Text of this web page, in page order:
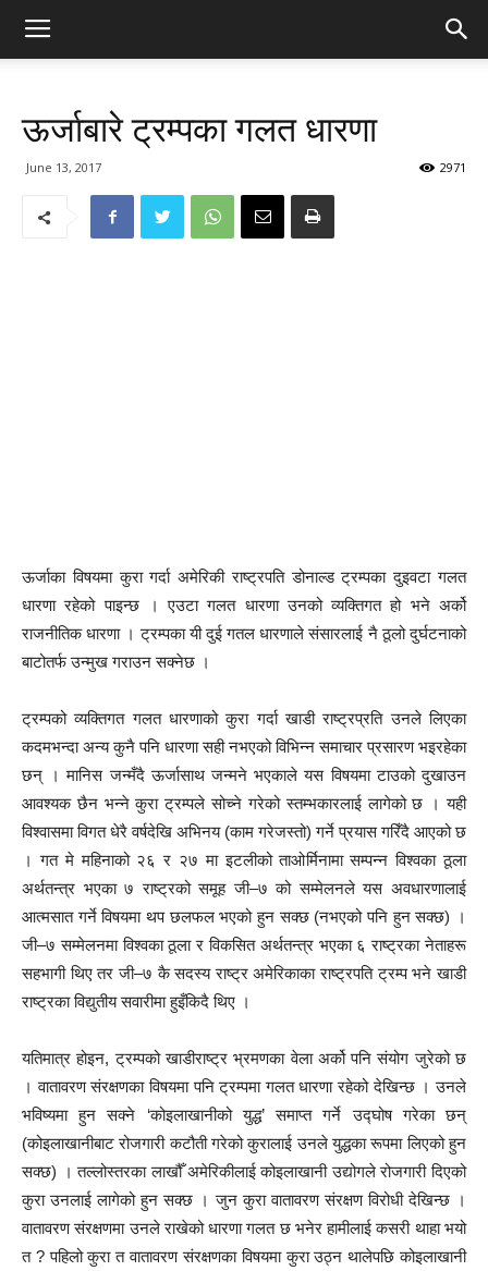
ऊर्जाबारे ट्रम्पका गलत धारणा
June 13, 2017 2971
ऊर्जाका विषयमा कुरा गर्दा अमेरिकी राष्ट्रपति डोनाल्ड ट्रम्पका दुइवटा गलत
धारणा रहेको पाइन्छ । एउटा गलत धारणा उनको व्यक्तिगत हो भने अर्को
राजनीतिक धारणा । ट्रम्पका यी दुई गतल धारणाले संसारलाई नै ठूलो दुर्घटनाको
बाटोतर्फ उन्मुख गराउन सक्नेछ ।
ट्रम्पको व्यक्तिगत गलत धारणाको कुरा गर्दा खाडी राष्ट्रप्रति उनले लिएका
कदमभन्दा अन्य कुनै पनि धारणा सही नभएको विभिन्न समाचार प्रसारण भइरहेका
छन् । मानिस जन्मँदै ऊर्जासाथ जन्मने भएकाले यस विषयमा टाउको दुखाउन
आवश्यक छैन भन्ने कुरा ट्रम्पले सोच्ने गरेको स्तम्भकारलाई लागेको छ । यही
विश्वासमा विगत धेरै वर्षदेखि अभिनय (काम गरेजस्तो) गर्ने प्रयास गरिँदै आएको छ
। गत मे महिनाको २६ र २७ मा इटलीको ताओर्मिनामा सम्पन्न विश्वका ठूला
अर्थतन्त्र भएका ७ राष्ट्रको समूह जी–७ को सम्मेलनले यस अवधारणालाई
आत्मसात गर्ने विषयमा थप छलफल भएको हुन सक्छ (नभएको पनि हुन सक्छ) ।
जी–७ सम्मेलनमा विश्वका ठूला र विकसित अर्थतन्त्र भएका ६ राष्ट्रका नेताहरू
सहभागी थिए तर जी–७ कै सदस्य राष्ट्र अमेरिकाका राष्ट्रपति ट्रम्प भने खाडी
राष्ट्रका विद्युतीय सवारीमा हुइँकिदै थिए ।
यतिमात्र होइन, ट्रम्पको खाडीराष्ट्र भ्रमणका वेला अर्को पनि संयोग जुरेको छ
। वातावरण संरक्षणका विषयमा पनि ट्रम्पमा गलत धारणा रहेको देखिन्छ । उनले
भविष्यमा हुन सक्ने ‘कोइलाखानीको युद्ध’ समाप्त गर्ने उद्घोष गरेका छन्
(कोइलाखानीबाट रोजगारी कटौती गरेको कुरालाई उनले युद्धका रूपमा लिएको हुन
सक्छ) । तल्लोस्तरका लाखौँ अमेरिकीलाई कोइलाखानी उद्योगले रोजगारी दिएको
कुरा उनलाई लागेको हुन सक्छ । जुन कुरा वातावरण संरक्षण विरोधी देखिन्छ ।
वातावरण संरक्षणमा उनले राखेको धारणा गलत छ भनेर हामीलाई कसरी थाहा भयो
त ? पहिलो कुरा त वातावरण संरक्षणका विषयमा कुरा उठ्न थालेपछि कोइलाखानी